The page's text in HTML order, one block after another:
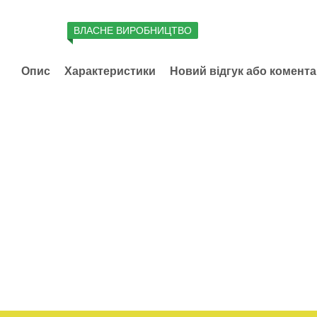
ВЛАСНЕ ВИРОБНИЦТВО
Опис Характеристики Новий відгук або